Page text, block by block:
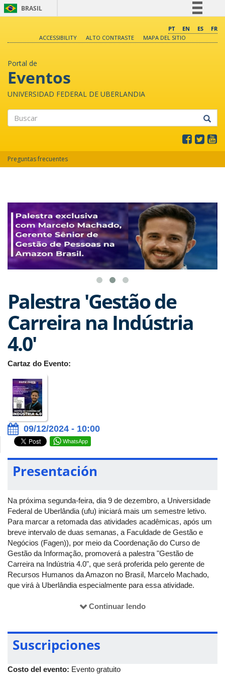
BRASIL
Comunica BR
PT EN ES
FR
ACCESSIBILITY
ALTO CONTRASTE MAPA DEL SITIO
Portal de
Eventos
UNIVERSIDAD FEDERAL DE UBERLANDIA
Preguntas frecuentes
Palestra 'Gestão de
Carreira na Indústria
4.0'
Cartaz do Evento:
09/12/2024 - 10:00
WhatsApp
Presentación
Na próxima segunda-feira, dia 9 de dezembro, a Universidade
Federal de Uberlândia (ufu) iniciará mais um semestre letivo.
Para marcar a retomada das atividades acadêmicas, após um
breve intervalo de duas semanas, a Faculdade de Gestão e
Negócios (Fagen)), por meio da Coordenação do Curso de
Gestão da Informação, promoverá a palestra "Gestão de
Carreira na Indústria 4.0", que será proferida pelo gerente de
Recursos Humanos da Amazon no Brasil, Marcelo Machado,
que virá à Uberlândia especialmente para essa atividade.
mudanças no mundo do trabalho estão acontecendo numa
está sendo um dos mais demandados nessa nova realidade,
pois, de forma resumida, é a nova era da gestão com
tecnologias digitais". Para Guerreiro, o compartilhamento de
experiência por parte de um profissional da área de gestão de
pessoas com atuação numa grande organização de base
Continuar lendo
Suscripciones
Costo del evento: Evento gratuito